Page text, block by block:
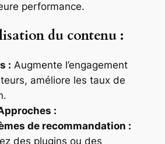
performance.
du contenu :
: Augmente l’engagement
améliore les taux de
:
de recommandation :
des plugins ou des